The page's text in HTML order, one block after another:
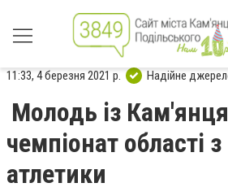
11:33, 4 березня 2021 р. Надійне
Молодь із
чемпіонат області
атлетики